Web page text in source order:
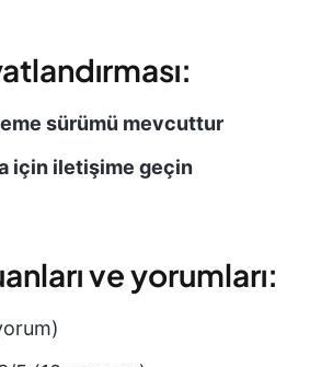
sürümü mevcuttur
için iletişime geçin
ve yorumları: